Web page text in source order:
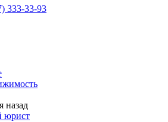
333-33-93
назад